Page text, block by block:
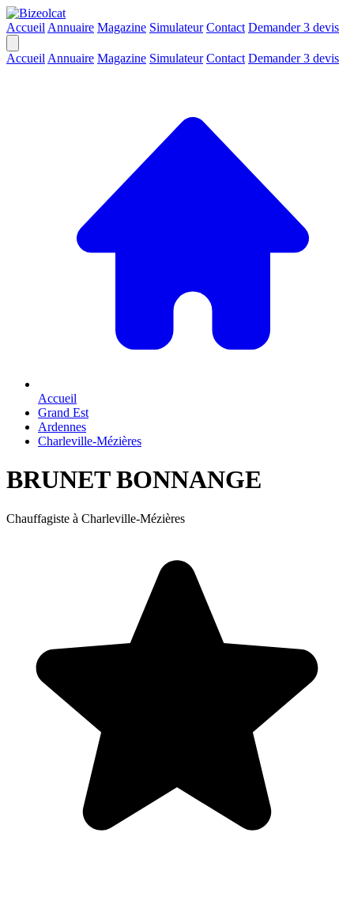
Accueil Annuaire Magazine Simulateur Contact Demander 3 devis
Accueil Annuaire Magazine Simulateur Contact Demander 3 devis
Accueil
Grand Est
Ardennes
Charleville-Mézières
BRUNET BONNANGE
Chauffagiste à Charleville-Mézières